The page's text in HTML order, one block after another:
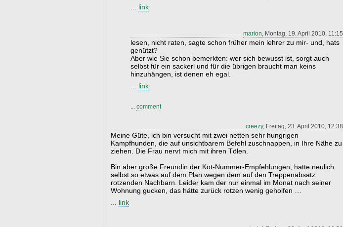
link
marion, Montag, 19. April 2010, 11:15
lesen, nicht raten, sagte schon früher mein lehrer zu mir- und, hats
genützt?
Aber wie Sie schon bemerkten: wer sich bewusst ist, sorgt auch
selbst für ein sackerl und für die übrigen braucht man keins
hinzuhängen, ist denen eh egal.
link
... comment
creezy, Freitag, 23. April 2010, 12:38
Meine Güte, ich bin versucht mit zwei netten sehr hungrigen
Kampfhunden, die auf unsichtbarem Befehl zuschnappen, in Ihre Nähe zu
ziehen. Die Frau nervt mich mit ihren Tölen.
Bin aber große Freundin der Kot-Nummer-Empfehlungen, hatte neulich
selbst so etwas auf dem Plan wegen dem auf den Treppenabsatz
rotzenden Nachbarn. Leider kam der nur einmal im Monat nach seiner
Wohnung gucken, das hätte zurück rotzen wenig geholfen …
link